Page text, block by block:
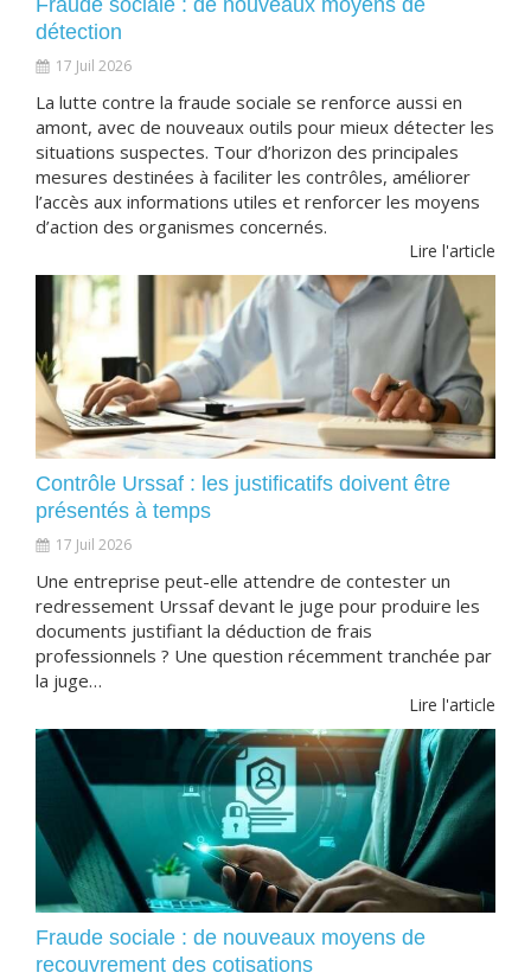
détection
17 Juil 2026
La lutte contre la fraude sociale se renforce aussi en
amont, avec de nouveaux outils pour mieux détecter les
situations suspectes. Tour d’horizon des principales
mesures destinées à faciliter les contrôles, améliorer
l’accès aux informations utiles et renforcer les moyens
d’action des organismes concernés.
Lire l'article
Contrôle Urssaf : les justificatifs doivent être
présentés à temps
17 Juil 2026
Une entreprise peut-elle attendre de contester un
redressement Urssaf devant le juge pour produire les
documents justifiant la déduction de frais
professionnels ? Une question récemment tranchée par
la juge…
Lire l'article
Fraude sociale : de nouveaux moyens de
recouvrement des cotisations